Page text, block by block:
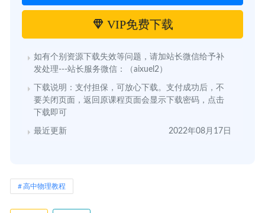
VIP免费下载
如有个别资源下载失效等问题，请加站长微信给予补
发处理---站长服务微信：（aixuel2）
下载说明：支付担保，可放心下载。支付成功后，不
要关闭页面，返回原课程页面会显示下载密码，点击
下载即可
最近更新 2022年08月17日
高中物理教程